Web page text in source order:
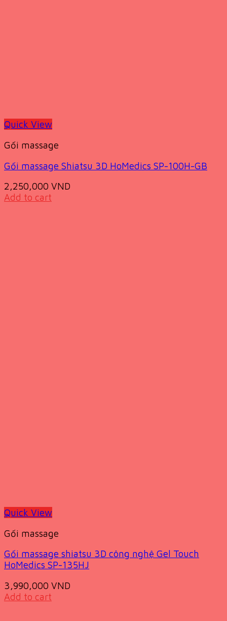
Quick View
Gối massage
Gối massage Shiatsu 3D HoMedics SP-100H-GB
2,250,000 VND
Add to cart
Quick View
Gối massage
Gối massage shiatsu 3D công nghệ Gel Touch
HoMedics SP-135HJ
3,990,000 VND
Add to cart